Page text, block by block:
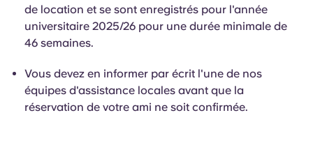
Català
Italian
de location et se sont enregistrés pour l'année
universitaire 2025/26 pour une durée minimale de
46 semaines.
Vous devez en informer par écrit l'une de nos
équipes d'assistance locales avant que la
réservation de votre ami ne soit confirmée.